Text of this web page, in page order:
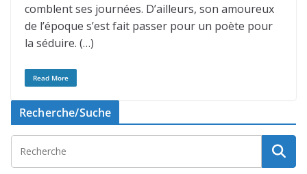
comblent ses journées. D’ailleurs, son amoureux
de l’époque s’est fait passer pour un poète pour
la séduire. (…)
Read More
Recherche/Suche